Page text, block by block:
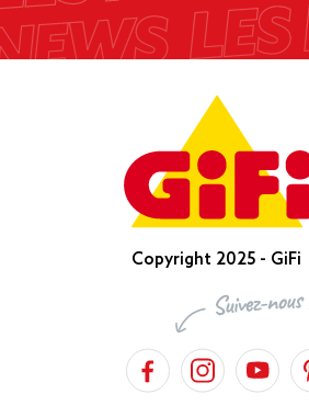
Copyright 2025 - GiFi